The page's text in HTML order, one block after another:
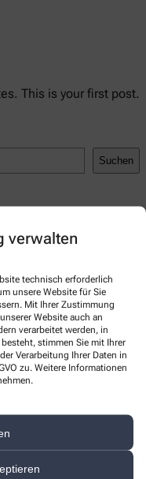
verwalten
technisch erforderlich
unsere Website für Sie
Mit Ihrer Zustimmung
Website auch an
verarbeitet werden, in
stimmen Sie mit Ihrer
Verarbeitung Ihrer Daten in
zu. Weitere Informationen
This is your first post.
Suchen
world!